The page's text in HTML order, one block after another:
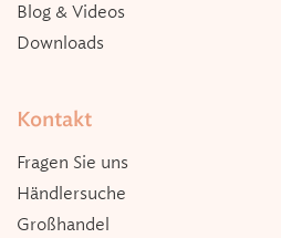
Blog & Videos
Downloads
Kontakt
Fragen Sie uns
Händlersuche
Großhandel